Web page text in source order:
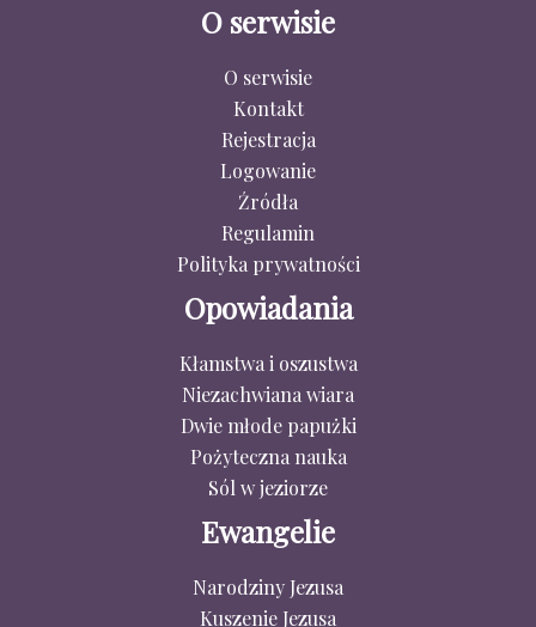
O serwisie
O serwisie
Kontakt
Rejestracja
Logowanie
Źródła
Regulamin
Polityka prywatności
Opowiadania
Kłamstwa i oszustwa
Niezachwiana wiara
Dwie młode papużki
Pożyteczna nauka
Sól w jeziorze
Ewangelie
Narodziny Jezusa
Kuszenie Jezusa